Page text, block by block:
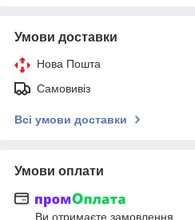
Умови доставки
Нова Пошта
Самовивіз
Всі умови доставки
Умови оплати
Ви отримаєте замовлення